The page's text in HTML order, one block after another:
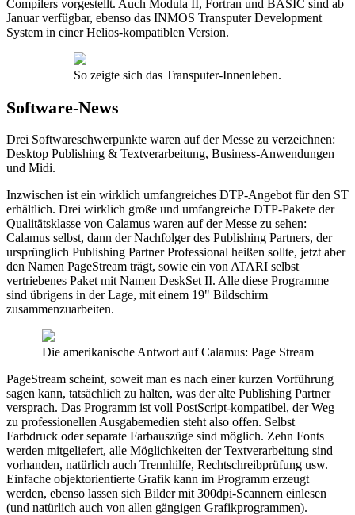
Compilers vorgestellt. Auch Modula II, Fortran und BASIC sind ab
Januar verfügbar, ebenso das INMOS Transputer Development
System in einer Helios-kompatiblen Version.
So zeigte sich das Transputer-Innenleben.
Software-News
Drei Softwareschwerpunkte waren auf der Messe zu verzeichnen:
Desktop Publishing & Textverarbeitung, Business-Anwendungen
und Midi.
Inzwischen ist ein wirklich umfangreiches DTP-Angebot für den ST
erhältlich. Drei wirklich große und umfangreiche DTP-Pakete der
Qualitätsklasse von Calamus waren auf der Messe zu sehen:
Calamus selbst, dann der Nachfolger des Publishing Partners, der
ursprünglich Publishing Partner Professional heißen sollte, jetzt aber
den Namen PageStream trägt, sowie ein von ATARI selbst
vertriebenes Paket mit Namen DeskSet II. Alle diese Programme
sind übrigens in der Lage, mit einem 19" Bildschirm
zusammenzuarbeiten.
Die amerikanische Antwort auf Calamus: Page Stream
PageStream scheint, soweit man es nach einer kurzen Vorführung
sagen kann, tatsächlich zu halten, was der alte Publishing Partner
versprach. Das Programm ist voll PostScript-kompatibel, der Weg
zu professionellen Ausgabemedien steht also offen. Selbst
Farbdruck oder separate Farbauszüge sind möglich. Zehn Fonts
werden mitgeliefert, alle Möglichkeiten der Textverarbeitung sind
vorhanden, natürlich auch Trennhilfe, Rechtschreibprüfung usw.
Einfache objektorientierte Grafik kann im Programm erzeugt
werden, ebenso lassen sich Bilder mit 300dpi-Scannern einlesen
(und natürlich auch von allen gängigen Grafikprogrammen).